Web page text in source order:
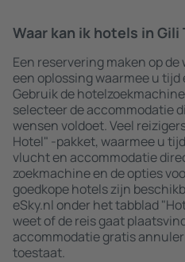
Waar kan ik hotels in Gili
Een reservering maken op
een oplossing waarmee u
Gebruik de
selecteer de accommodatie
wensen voldoet. Veel
Hotel" -pakket, waarmee u
vlucht en accommodatie
zoekmachine en de opties
goedkope hotels zijn
eSky.nl onder het tabblad
weet of de reis gaat
accommodatie gratis
toestaat.